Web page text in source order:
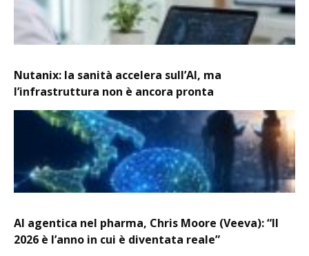
Nutanix: la sanità accelera sull’AI, ma
l’infrastruttura non è ancora pronta
AI agentica nel pharma, Chris Moore (Veeva): “Il
2026 è l’anno in cui è diventata reale”